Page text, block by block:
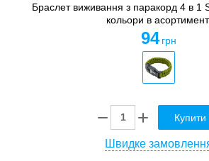
Браслет виживання з паракорд 4 в 1
кольори в
94 грн
Купити
Швидке